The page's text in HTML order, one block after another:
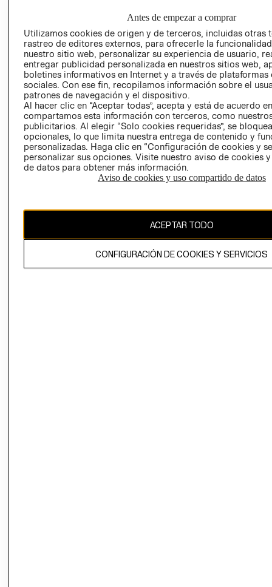
PRENSA
RELACIÓN CON
INVERSIONISTAS
POLÍTICA
EMPRESARIAL
- RETIRO EN
TIENDA
TÉRMINOS Y
CONDICIONES
PRIVACIDAD
GIFT CARD
AVISO DE
COOKIES
Uruguay ($U)
Antes de empezar a comprar
Utilizamos cookies de origen y de terceros, incluidas otras
rastreo de editores externos, para ofrecerle la
nuestro sitio web, personalizar su experiencia de usuario,
entregar publicidad personalizada en nuestros sitios web,
boletines informativos en Internet y a través de plataformas
sociales. Con ese fin, recopilamos información sobre el
patrones de navegación y el dispositivo.
Al hacer clic en “Aceptar todas”, acepta y está de acuerdo
compartamos esta información con terceros, como
publicitarios. Al elegir “Solo cookies requeridas”, se
opcionales, lo que limita nuestra entrega de contenido y
personalizadas. Haga clic en “Configuración de cookies y
personalizar sus opciones. Visite nuestro aviso de cookies
de datos para obtener más información.
Aviso de cookies y uso compartido de datos
ACEPTAR TODO
CONFIGURACIÓN DE COOKIES Y SERVICIOS